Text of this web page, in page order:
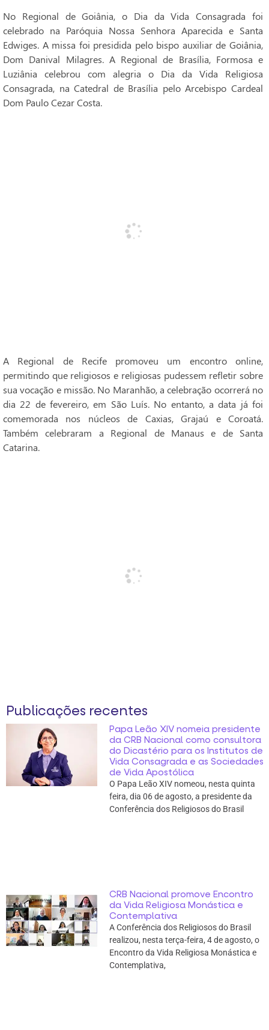
No Regional de Goiânia, o Dia da Vida Consagrada foi
celebrado na Paróquia Nossa Senhora Aparecida e Santa
Edwiges. A missa foi presidida pelo bispo auxiliar de Goiânia,
Dom Danival Milagres. A Regional de Brasília, Formosa e
Luziânia celebrou com alegria o Dia da Vida Religiosa
Consagrada, na Catedral de Brasília pelo Arcebispo Cardeal
Dom Paulo Cezar Costa.
A Regional de Recife promoveu um encontro online,
permitindo que religiosos e religiosas pudessem refletir sobre
sua vocação e missão. No Maranhão, a celebração ocorrerá no
dia 22 de fevereiro, em São Luís. No entanto, a data já foi
comemorada nos núcleos de Caxias, Grajaú e Coroatá.
Também celebraram a Regional de Manaus e de Santa
Catarina.
Publicações recentes
Papa Leão XIV nomeia presidente
da CRB Nacional como consultora
do Dicastério para os Institutos de
Vida Consagrada e as Sociedades
de Vida Apostólica
O Papa Leão XIV nomeou, nesta quinta
feira, dia 06 de agosto, a presidente da
Conferência dos Religiosos do Brasil
CRB Nacional promove Encontro
da Vida Religiosa Monástica e
Contemplativa
A Conferência dos Religiosos do Brasil
realizou, nesta terça-feira, 4 de agosto, o
Encontro da Vida Religiosa Monástica e
Contemplativa,